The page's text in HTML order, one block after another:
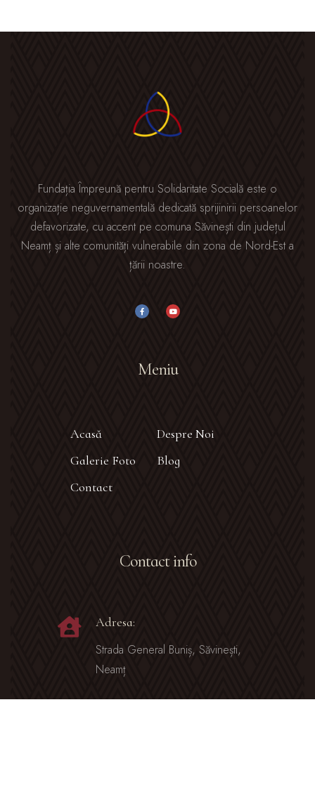
Fundația Împreună pentru Solidaritate Socială este o
organizație neguvernamentală dedicată sprijinirii persoanelor
defavorizate, cu accent pe comuna Săvinești din județul
Neamț și alte comunități vulnerabile din zona de Nord-Est a
țării noastre.
Meniu
Acasă
Despre Noi
Galerie Foto
Blog
Contact
Contact info
Adresa:
Strada General Buniș, Săvinești,
Neamț